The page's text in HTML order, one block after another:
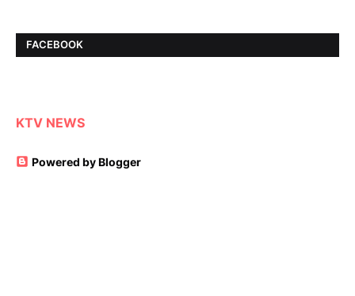
FACEBOOK
KTV NEWS
Powered by Blogger